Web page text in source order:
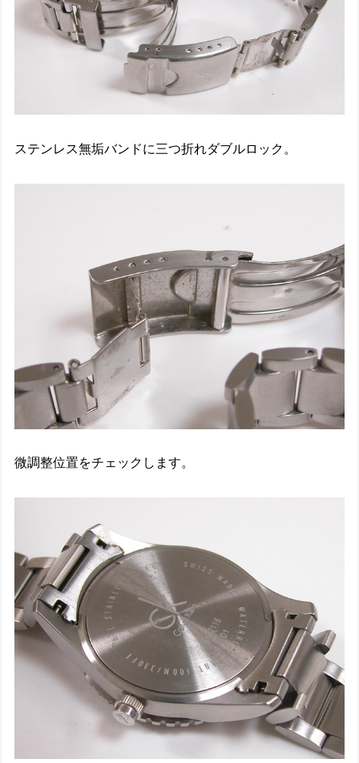
ステンレス無垢バンドに三つ折れダブルロック。
微調整位置をチェックします。